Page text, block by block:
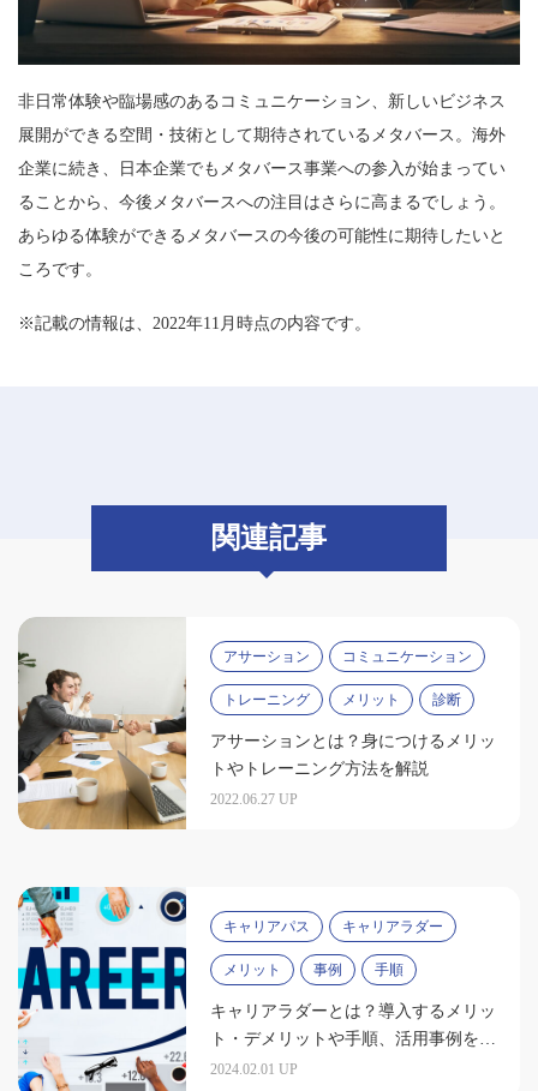
非日常体験や臨場感のあるコミュニケーション、新しいビジネス
展開ができる空間・技術として期待されているメタバース。海外
企業に続き、日本企業でもメタバース事業への参入が始まってい
ることから、今後メタバースへの注目はさらに高まるでしょう。
あらゆる体験ができるメタバースの今後の可能性に期待したいと
ころです。
※記載の情報は、2022年11月時点の内容です。
関連記事
アサーション コミュニケーション
トレーニング メリット 診断
アサーションとは？身につけるメリッ
トやトレーニング方法を解説
2022.06.27 UP
キャリアパス キャリアラダー
メリット 事例 手順
キャリアラダーとは？導入するメリッ
ト・デメリットや手順、活用事例を紹
介
2024.02.01 UP